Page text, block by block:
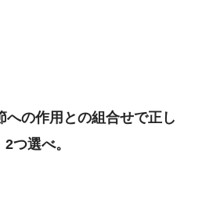
の作用との組合せで正し
つ選べ。